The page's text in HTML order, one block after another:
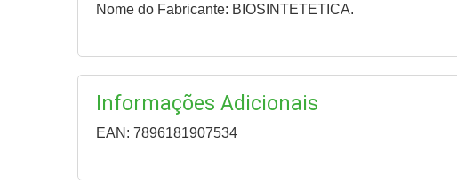
Nome do Fabricante: BIOSINTETETICA.
Informações Adicionais
EAN: 7896181907534